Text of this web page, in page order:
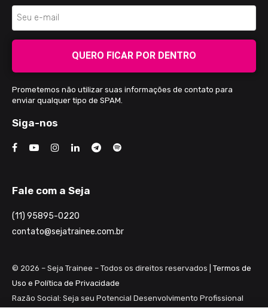
QUERO FICAR POR DENTRO
Prometemos não utilizar suas informações de contato para
enviar qualquer tipo de SPAM.
Siga-nos
Fale com a Seja
(11) 95895-0220
contato@sejatrainee.com.br
© 2026 – Seja Trainee – Todos os direitos reservados | Termos de
Uso e Política de Privacidade
Razão Social: Seja seu Potencial Desenvolvimento Profissional